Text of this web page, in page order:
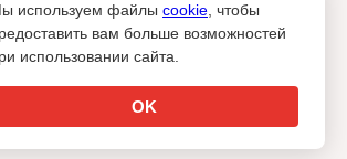
агентства Depot
Sostav.ru допустимо только при
указании источника.
используем файлы cookie , чтобы
вам больше возможностей
использовании сайта.
OK